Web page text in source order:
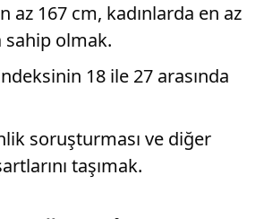
az 167 cm, kadınlarda en az
sahip olmak.
18 ile 27 arasında
soruşturması ve diğer
taşımak.